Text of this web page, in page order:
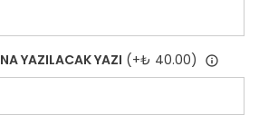
YAZILACAK YAZI (+₺ 40.00)